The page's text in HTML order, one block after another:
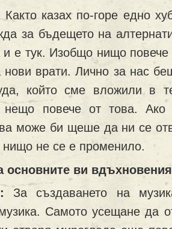
Както казах по-горе едно
за бъдещето на
е тук. Изобщо нищо
нови врати. Лично за нас
който сме вложили в
нещо повече от това.
може би щеше да ни се
нищо не се е променило.
основните ви
За създаването на
Самото усещане да